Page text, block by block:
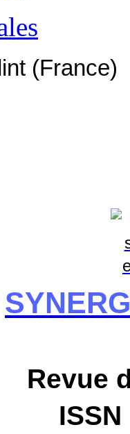
(France)
Revue
ISSN